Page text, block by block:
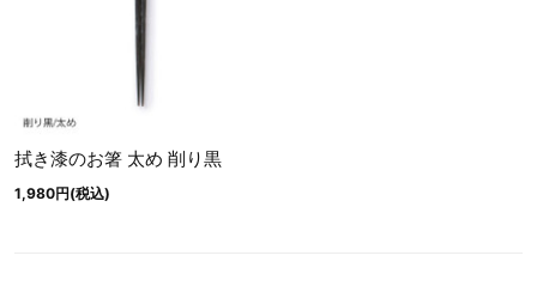
拭き漆のお箸 太め 削り黒
1,980円(税込)